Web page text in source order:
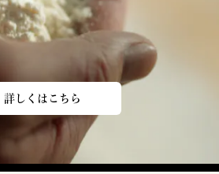
詳しくはこちら